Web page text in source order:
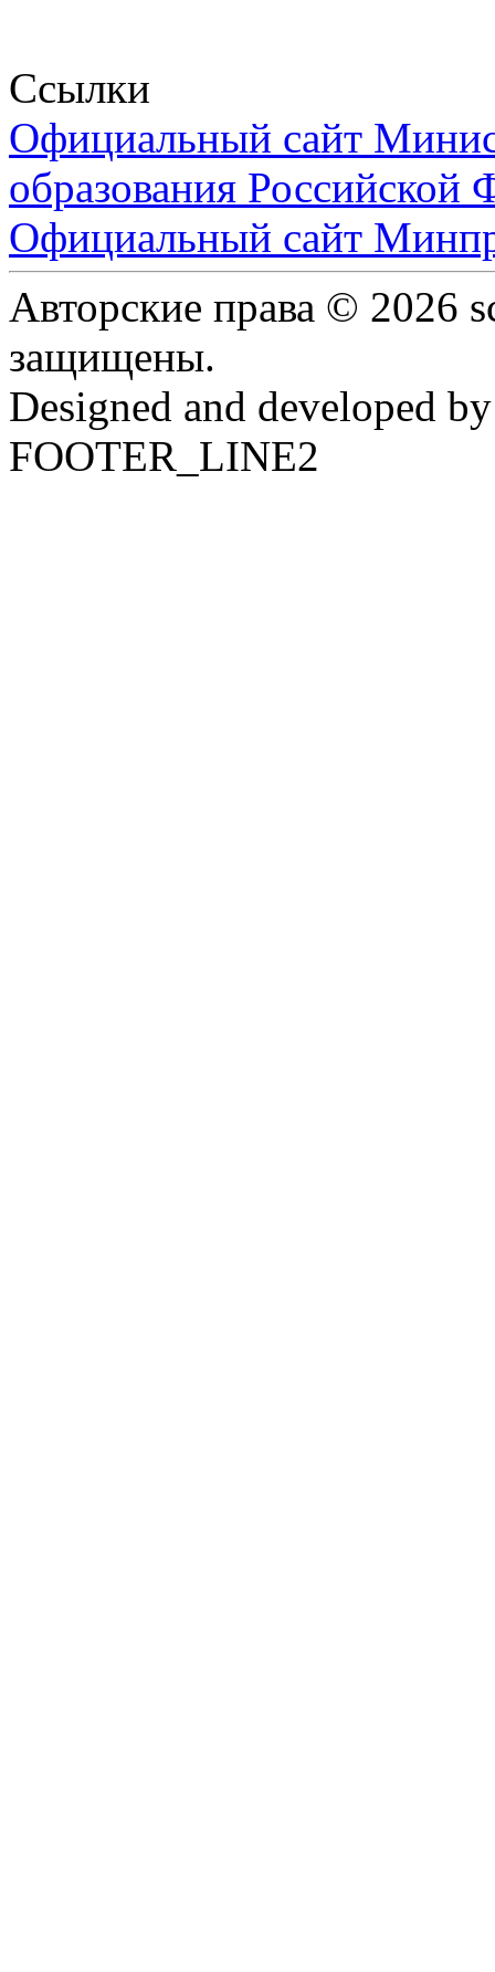
Ссылки
Официальный сайт
образования Российской
Официальный сайт
Авторские права © 2026
защищены.
Designed and developed
FOOTER_LINE2